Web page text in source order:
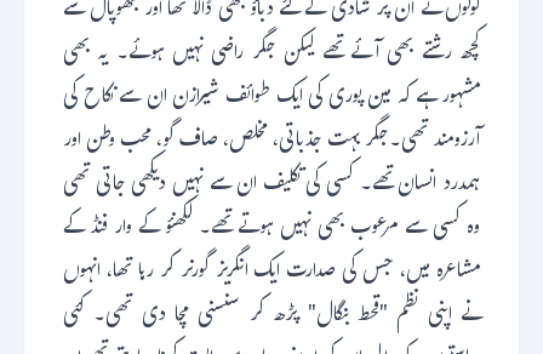
کچھ رشتے بھی آئے تھے لیکن جگر راضی نہیں ہوئے۔ یہ بھی
مشہور ہے کہ مین پوری کی ایک طوائف شیرازن ان سے نکاح کی
آرزومند تھی۔جگر بہت جذباتی، مخلص، صاف گو، محب وطن اور
ہمدرد انسان تھے۔ کسی کی تکلیف ان سے نہیں دیکھی جاتی تھی
وہ کسی سے مرعوب بھی نہیں ہوتے تھے۔ لکھنؤ کے وار فنڈ کے
مشاعرہ میں، جس کی صدارت ایک انگریز گورنر کر رہا تھا، انہوں
نے اپنی نظم "قحط بنگال" پڑھ کر سنسنی مچا دی تھی۔ کئی